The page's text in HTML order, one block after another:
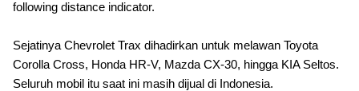
following distance indicator.
Sejatinya Chevrolet Trax dihadirkan untuk melawan Toyota
Corolla Cross, Honda HR-V, Mazda CX-30, hingga KIA Seltos.
Seluruh mobil itu saat ini masih dijual di Indonesia.